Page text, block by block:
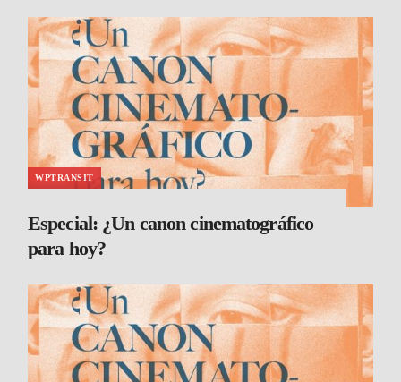
WPTRANSIT
Especial: ¿Un canon cinematográfico
para hoy?